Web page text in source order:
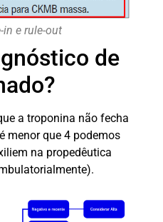
in e rule-out
de
a troponina não fecha
menor que 4 podemos
na propedêutica